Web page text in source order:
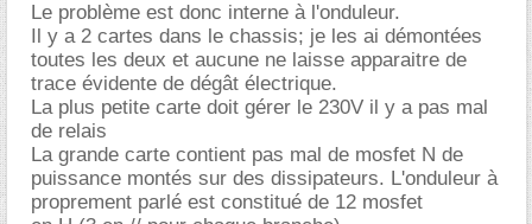
Le problème est donc interne à l'onduleur.
Il y a 2 cartes dans le chassis; je les ai démontées
toutes les deux et aucune ne laisse apparaitre de
trace évidente de dégât électrique.
La plus petite carte doit gérer le 230V il y a pas mal
de relais
La grande carte contient pas mal de mosfet N de
puissance montés sur des dissipateurs. L'onduleur à
proprement parlé est constitué de 12 mosfet